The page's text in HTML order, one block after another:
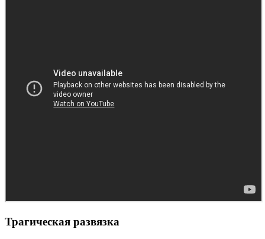
Трагическая развязка